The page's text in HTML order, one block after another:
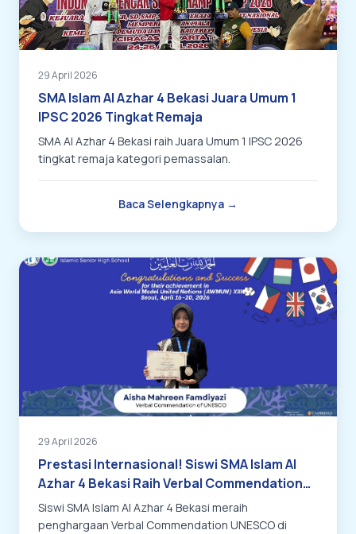
29 April 2026
SMA Islam Al Azhar 4 Bekasi Juara Umum 1
IPSC 2026 Tingkat Remaja
SMA Al Azhar 4 Bekasi raih Juara Umum 1 IPSC 2026
tingkat remaja kategori pemassalan.
Baca Selengkapnya →
29 April 2026
Prestasi Internasional! Siswi SMA Islam Al
Azhar 4 Bekasi Raih Verbal Commendation
UNESCO di AWMUN XIII Seoul 2026
Siswi SMA Islam Al Azhar 4 Bekasi meraih
penghargaan Verbal Commendation UNESCO di